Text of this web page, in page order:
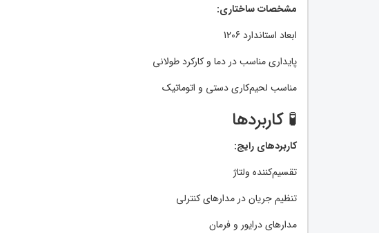
مشخصات ساختاری:
ابعاد استاندارد 1206
پایداری مناسب در دما و کارکرد طولانی
مناسب لحیم‌کاری دستی و اتوماتیک
🧪 کاربردها
کاربردهای رایج:
تقسیم‌کننده ولتاژ
تنظیم جریان در مدارهای کنترلی
مدارهای درایور و فرمان